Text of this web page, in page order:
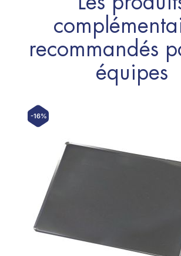
recommandés
équipes
-16%